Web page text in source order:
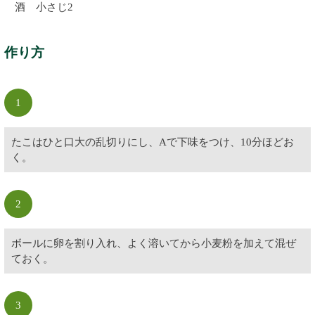
酒 小さじ2
作り方
1
たこはひと口大の乱切りにし、Aで下味をつけ、10分ほどお
く。
2
ボールに卵を割り入れ、よく溶いてから小麦粉を加えて混ぜ
ておく。
3